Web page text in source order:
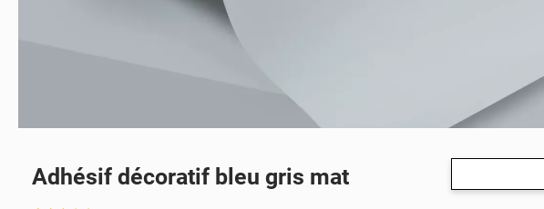
Adhésif décoratif bleu gris mat